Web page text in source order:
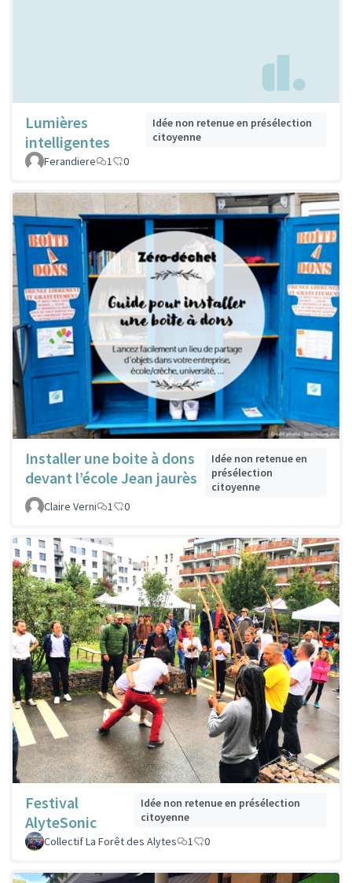
Lumières
intelligentes
Idée non retenue en présélection
citoyenne
Ferandiere
1 0
Installer une boite à dons
devant l’école Jean jaurès
Idée non retenue en
présélection
citoyenne
Claire Verni
1 0
Festival
AlyteSonic
Idée non retenue en présélection
citoyenne
Collectif La Forêt des Alytes
1 0